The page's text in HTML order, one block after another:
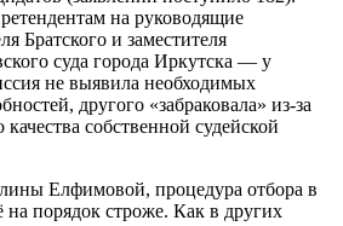
на руководящие
Братского и заместителя
суда города Иркутска — у
не выявила необходимых
другого «забраковала» из-за
собственной судейской
Елфимовой, процедура отбора в
порядок строже. Как в других